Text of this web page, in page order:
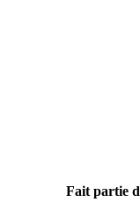
Fait partie